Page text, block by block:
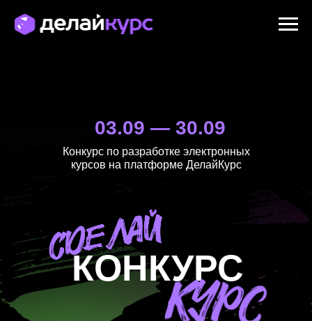
КОНКУРС
03.09 — 30.09
Конкурс по разработке электронных
курсов на платформе ДелайКурс